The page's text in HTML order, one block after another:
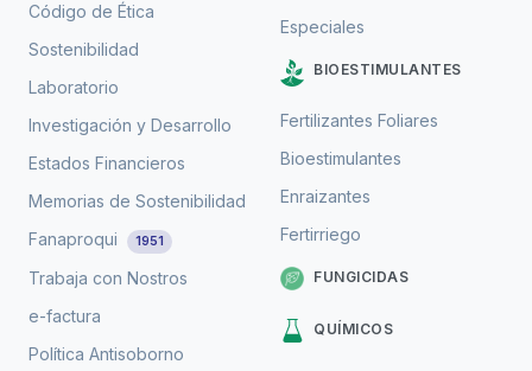
Código de Ética
Sostenibilidad
Laboratorio
Investigación y Desarrollo
Estados Financieros
Memorias de Sostenibilidad
Fanaproqui
1951
Trabaja con Nostros
e-factura
Política Antisoborno
Especiales
BIOESTIMULANTES
Fertilizantes Foliares
Bioestimulantes
Enraizantes
Fertirriego
FUNGICIDAS
QUÍMICOS